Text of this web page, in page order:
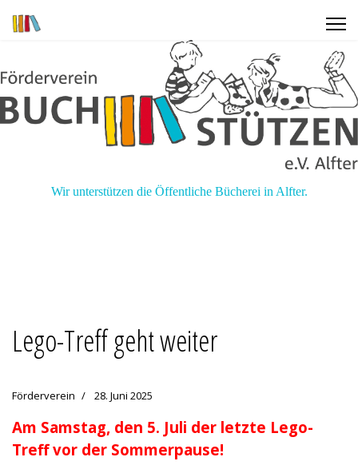
Wir unterstützen die Öffentliche Bücherei in Alfter.
Lego-Treff geht weiter
Förderverein 28. Juni 2025
Am Samstag, den 5. Juli der letzte Lego-
Treff vor der Sommerpause!